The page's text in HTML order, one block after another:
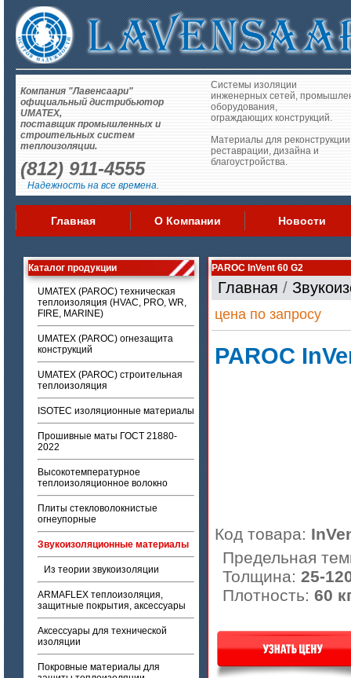
Компания "Лавенсаари"
официальный дистрибьютор
UMATEX,
поставщик промышленных и
строительных систем
теплоизоляции.
(812) 911-4555
Надежность на все времена.
Системы изоляции
инженерных сетей,
оборудования,
ограждающих конструкций.
Материалы для
реставрации, дизайна и
благоустройства.
Главная О Компании Новости
Каталог продукции
UMATEX (PAROC) техническая
теплоизоляция (HVAC, PRO, WR,
FIRE, MARINE)
UMATEX (PAROC) огнезащита
конструкций
UMATEX (PAROC) строительная
теплоизоляция
ISOTEC изоляционные материалы
Прошивные маты ГОСТ 21880-
2022
Высокотемпературное
теплоизоляционное волокно
Плиты стекловолокнистые
огнеупорные
Звукоизоляционные материалы
Из теории звукоизоляции
ARMAFLEX теплоизоляция,
защитные покрытия, аксессуары
Аксессуары для технической
изоляции
Покровные материалы для
PAROC InVent 60 G2
Главная /
цена по запросу
PAROC
Код товара:
Предельная
Толщина: 25-
Плотность: 60